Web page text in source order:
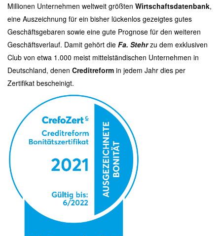
Millionen Unternehmen weltweit größten Wirtschaftsdatenbank,
eine Auszeichnung für ein bisher lückenlos gezeigtes gutes
Geschäftsgebaren sowie eine gute Prognose für den weiteren
Geschäftsverlauf. Damit gehört die Fa. Stehrzu dem exklusiven
Club von etwa 1.000 meist mittelständischen Unternehmen in
Deutschland, denen Creditreform in jedem Jahr dies per
Zertifikat bescheinigt.